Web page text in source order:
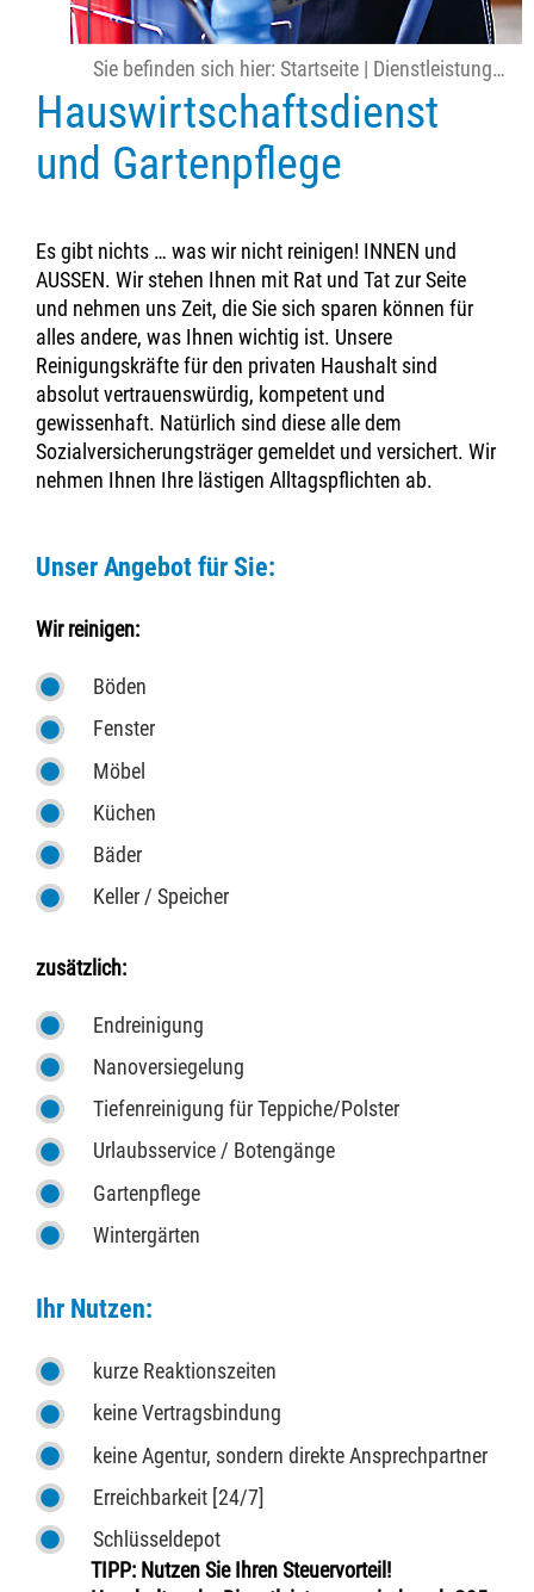
Sie befinden sich hier: Startseite | Dienstleistungen
Hauswirtschaftsdienst
und Gartenpflege
Es gibt nichts … was wir nicht reinigen! INNEN und
AUSSEN. Wir stehen Ihnen mit Rat und Tat zur Seite
und nehmen uns Zeit, die Sie sich sparen können für
alles andere, was Ihnen wichtig ist. Unsere
Reinigungskräfte für den privaten Haushalt sind
absolut vertrauenswürdig, kompetent und
gewissenhaft. Natürlich sind diese alle dem
Sozialversicherungsträger gemeldet und versichert. Wir
nehmen Ihnen Ihre lästigen Alltagspflichten ab.
Unser Angebot für Sie:
Wir reinigen:
Böden
Fenster
Möbel
Küchen
Bäder
Keller / Speicher
zusätzlich:
Endreinigung
Nanoversiegelung
Tiefenreinigung für Teppiche/Polster
Urlaubsservice / Botengänge
Gartenpflege
Wintergärten
Ihr Nutzen:
kurze Reaktionszeiten
keine Vertragsbindung
keine Agentur, sondern direkte Ansprechpartner
Erreichbarkeit [24/7]
Schlüsseldepot
TIPP: Nutzen Sie Ihren Steuervorteil!